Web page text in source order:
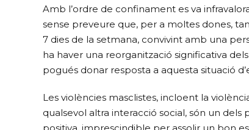
Amb l’ordre de confinament es va
sense preveure que, per a moltes dones,
7 dies de la setmana, convivint amb una
ha haver una reorganització significativa
pogués donar resposta a aquesta situació
Les violències masclistes, incloent la
qualsevol altra interacció social, són un
positiva, imprescindible per assolir un bon